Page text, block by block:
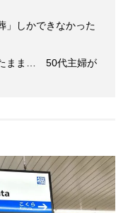
」しかできなかった
まま… 50代主婦が